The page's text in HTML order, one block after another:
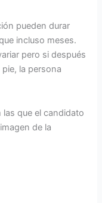
pueden durar
incluso meses.
pero si después
la persona
que el candidato
de la